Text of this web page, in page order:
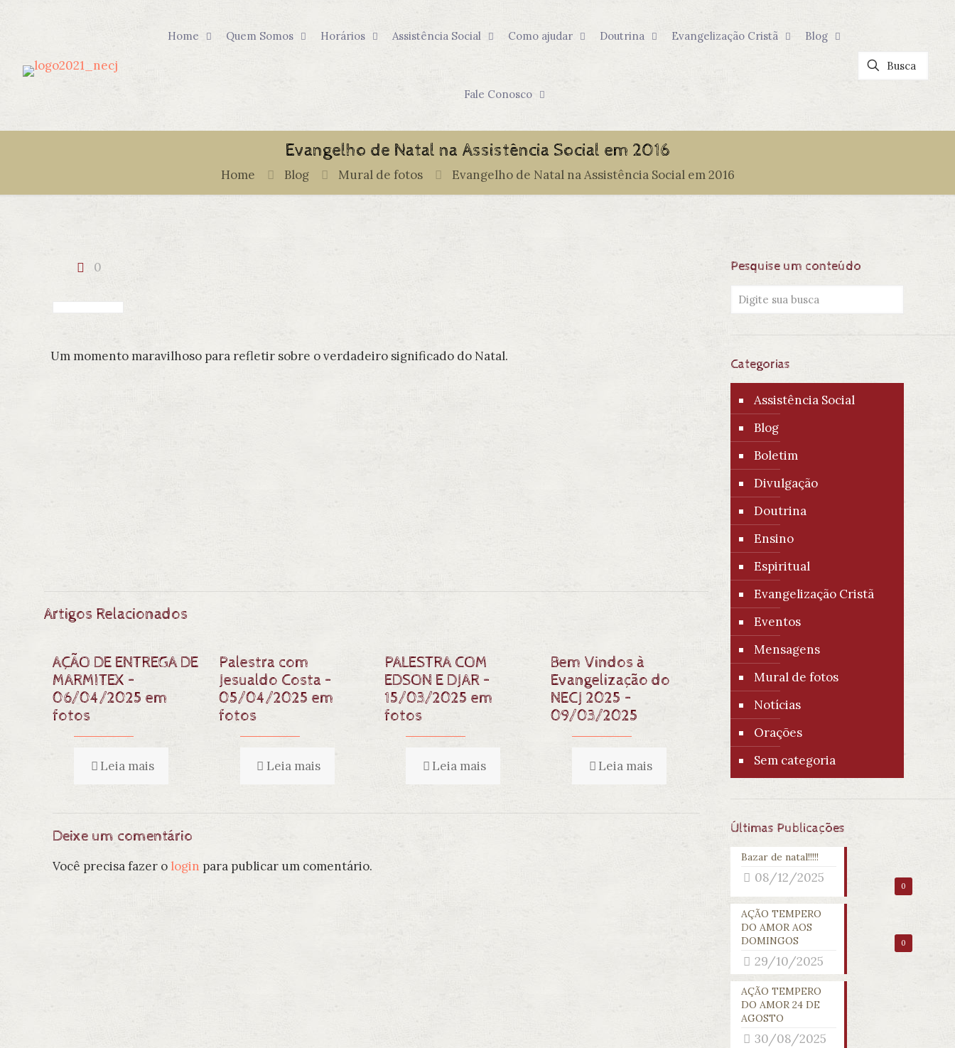
Home Quem Somos Horários Assistência Social Como ajudar Doutrina Evangelização Cristã Blog
Fale Conosco
Evangelho de Natal na Assistência Social em 2016
Home Blog Mural de fotos Evangelho de Natal na Assistência Social em 2016
0
Um momento maravilhoso para refletir sobre o verdadeiro significado do Natal.
Artigos Relacionados
AÇÃO DE ENTREGA DE
MARMITEX –
06/04/2025 em
fotos
Leia mais
Palestra com
Jesualdo Costa –
05/04/2025 em
fotos
Leia mais
PALESTRA COM
EDSON E DJAR –
15/03/2025 em
fotos
Leia mais
Bem Vindos à
Evangelização do
NECJ 2025 –
09/03/2025
Leia mais
Deixe um comentário
Você precisa fazer o login para publicar um comentário.
Pesquise um conteúdo
Categorias
Assistência Social
Blog
Boletim
Divulgação
Doutrina
Ensino
Espiritual
Evangelização Cristã
Eventos
Mensagens
Mural de fotos
Notícias
Orações
Sem categoria
Últimas Publicações
0
Bazar de natal!!!!!
08/12/2025
0
AÇÃO TEMPERO
DO AMOR AOS
DOMINGOS
29/10/2025
AÇÃO TEMPERO
DO AMOR 24 DE
AGOSTO
30/08/2025